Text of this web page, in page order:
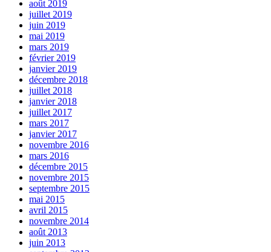
août 2019
juillet 2019
juin 2019
mai 2019
mars 2019
février 2019
janvier 2019
décembre 2018
juillet 2018
janvier 2018
juillet 2017
mars 2017
janvier 2017
novembre 2016
mars 2016
décembre 2015
novembre 2015
septembre 2015
mai 2015
avril 2015
novembre 2014
août 2013
juin 2013